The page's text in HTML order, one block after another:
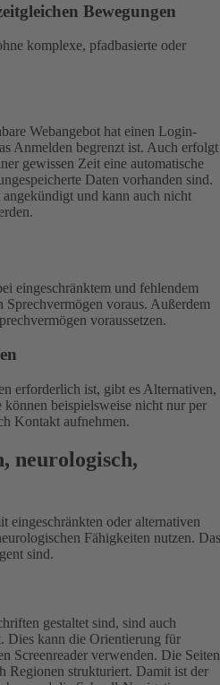
Bewegungen
komplexe, pfadbasierte oder
Webangebot hat einen Login-
Anmelden begrenzt ist. Auch erfolgt
gewissen Zeit eine automatische
Daten vorhanden sind.
und kann auch nicht
eingeschränktem und fehlendem
Sprechvermögen voraus. Außerdem
voraussetzen.
erforderlich ist, gibt es Alternativen,
können beispielsweise nicht nur per
Kontakt aufnehmen.
neurologisch,
eingeschränkten oder alternativen
Fähigkeiten nutzen. Das
sind.
gestaltet sind, sind auch
Dies kann die Orientierung für
Screenreader verwenden. Die Seiten
Regionen strukturiert. Damit ist der